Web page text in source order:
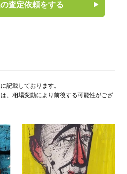
査定依頼をする
記載しております。
、相場変動により前後する可能性がござ